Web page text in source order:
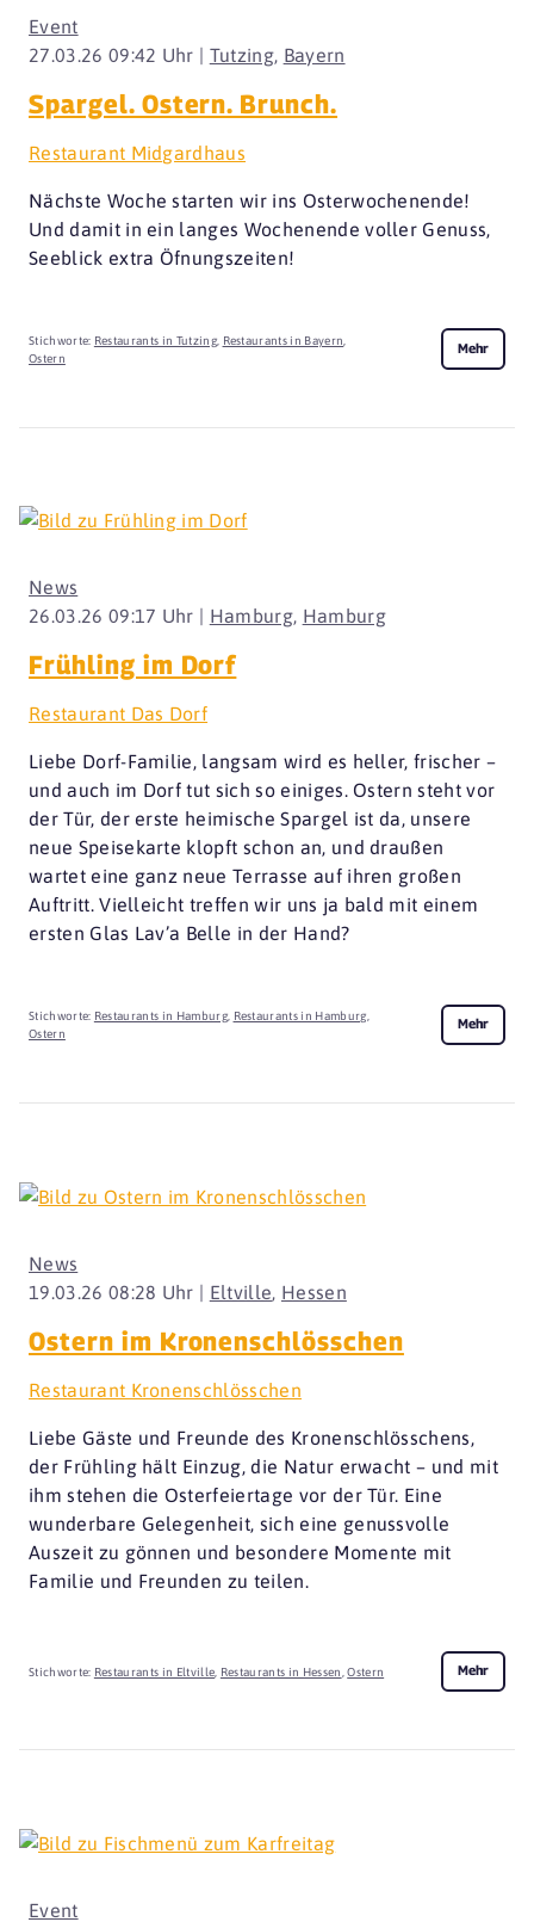
27.03.26 09:42 Uhr | Tutzing, Bayern
Event
Spargel. Ostern. Brunch.
Restaurant Midgardhaus
Nächste Woche starten wir ins Osterwochenende!
Und damit in ein langes Wochenende voller Genuss,
Seeblick extra Öfnungszeiten!
Stichworte: Restaurants in Tutzing, Restaurants in Bayern
Ostern
Mehr
26.03.26 09:17 Uhr | Hamburg, Hamburg
News
Frühling im Dorf
Restaurant Das Dorf
Liebe Dorf-Familie, langsam wird es heller, frischer –
und auch im Dorf tut sich so einiges. Ostern steht vor
der Tür, der erste heimische Spargel ist da, unsere
neue Speisekarte klopft schon an, und draußen
wartet eine ganz neue Terrasse auf ihren großen
Auftritt. Vielleicht treffen wir uns ja bald mit einem
ersten Glas Lav’a Belle in der Hand?
Stichworte: Restaurants in Hamburg, Restaurants in Hamburg
Ostern
Mehr
19.03.26 08:28 Uhr | Eltville Hessen
News
Ostern im Kronenschlösschen
Restaurant Kronenschlösschen
Liebe Gäste und Freunde des Kronenschlösschens,
der Frühling hält Einzug, die Natur erwacht – und mit
ihm stehen die Osterfeiertage vor der Tür. Eine
wunderbare Gelegenheit, sich eine genussvolle
Auszeit zu gönnen und besondere Momente mit
Familie und Freunden zu teilen.
Stichworte: Restaurants in Eltville Restaurants in Hessen ,Ostern Mehr
Event